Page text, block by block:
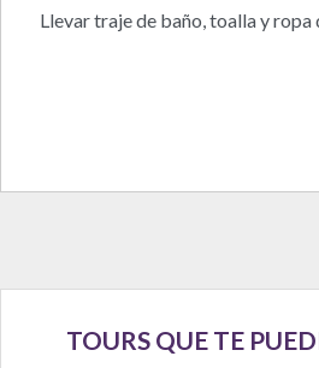
Llevar traje de baño, toalla y ropa
TOURS QUE TE